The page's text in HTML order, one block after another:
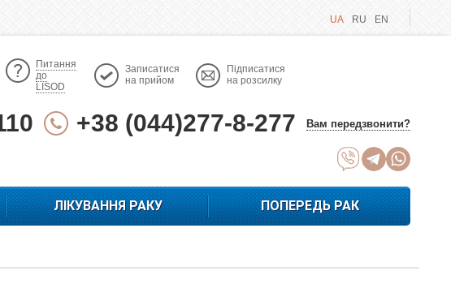
UA RU EN
Питання
до
LISOD
Записатися
на прийом
Підписатися
на розсилку
+38 (044)277-8-277 Вам передзвонити?
ЛІКУВАННЯ РАКУ ПОПЕРЕДЬ РАК